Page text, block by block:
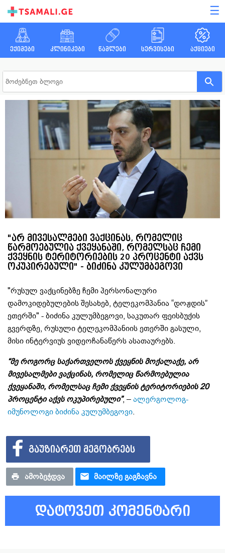
☰
ექიმები კლინიკები წამლები სერვისები აქციები
"არ მივესალმები ვაქცინას, რომელიც
წარმოებულია ქვეყანაში, რომელსაც ჩემი
ქვეყნის ტერიტორიების 20 პროცენტი აქვს
ოკუპირებული" - ბიძინა კულუმბეგოვი
"რუსულ ვაქცინებზე ჩემი პერსონალური
დამოკიდებულების შესახებ, ტელეკომპანია “დოჟდის”
ეთერში" - ბიძინა კულუმბეგოვი, საკუთარ ფეისბუქის
გვერდზე, რუსული ტელეკომპანიის ეთერში გასული,
მისი ინტერვიუს ვიდეოჩანაწერს ასათაურებს.
“მე როგორც საქართველოს ქვეყნის მოქალაქე, არ
მივესალმები ვაქცინას, რომელიც წარმოებულია
ქვეყანაში, რომელსაც ჩემი ქვეყნის ტერიტორიების 20
პროცენტი აქვს ოკუპირებული”, – ალერგოლოგ-
იმუნოლოგი ბიძინა კულუმბეგოვი
ᲒᲐᲣᲖᲘᲐᲠᲔᲗ ᲛᲔᲒᲝᲑᲠᲔᲑᲡ
ᲐᲛᲝᲑᲔᲭᲓᲕᲐ ᲛᲐᲘᲚᲖᲔ ᲒᲐᲒᲖᲐᲕᲜᲐ
დატოვეთ კომენტარი